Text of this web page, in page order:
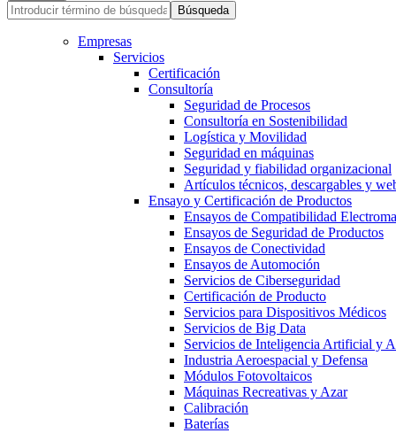
Búsqueda
Empresas
Servicios
Certificación
Consultoría
Seguridad de Procesos
Consultoría en Sostenibilidad
Logística y Movilidad
Seguridad en máquinas
Seguridad y fiabilidad organizacional
Artículos técnicos, descargables y
Ensayo y Certificación de Productos
Ensayos de Compatibilidad
Ensayos de Seguridad de Productos
Ensayos de Conectividad
Ensayos de Automoción
Servicios de Ciberseguridad
Certificación de Producto
Servicios para Dispositivos Médicos
Servicios de Big Data
Servicios de Inteligencia Artificial y
Industria Aeroespacial y Defensa
Módulos Fotovoltaicos
Máquinas Recreativas y Azar
Calibración
Baterías